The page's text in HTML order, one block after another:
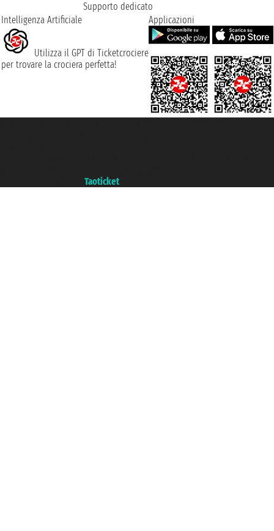
Supporto dedicato
Intelligenza Artificiale
Utilizza il GPT di Ticketcrociere
per trovare la crociera perfetta!
Applicazioni
Taoticket